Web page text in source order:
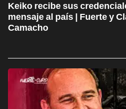
Keiko recibe sus
mensaje al país | Fuerte y
Camacho